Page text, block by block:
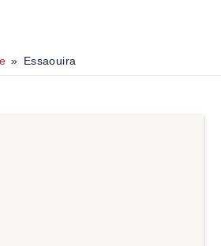
Essaouira